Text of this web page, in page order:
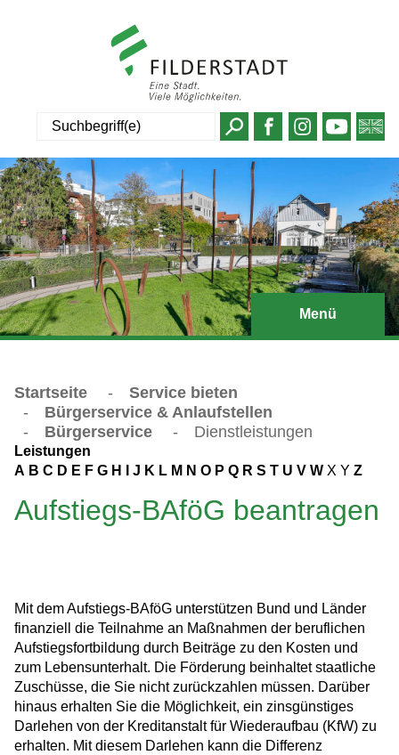
Menü
Startseite -
Service bieten
-
Bürgerservice & Anlaufstellen
-
Bürgerservice - Dienstleistungen
Leistungen
A B C D E F G H J K L M N O P Q R S T U V W X Y Z
Aufstiegs-BAföG beantragen
Mit dem Aufstiegs-BAföG unterstützen Bund und Länder
finanziell die Teilnahme an Maßnahmen der beruflichen
Aufstiegsfortbildung durch Beiträge zu den Kosten und
zum Lebensunterhalt. Die Förderung beinhaltet staatliche
Zuschüsse, die Sie nicht zurückzahlen müssen. Darüber
hinaus erhalten Sie die Möglichkeit, ein zinsgünstiges
Darlehen von der Kreditanstalt für Wiederaufbau (KfW) zu
erhalten. Mit diesem Darlehen kann die Differenz